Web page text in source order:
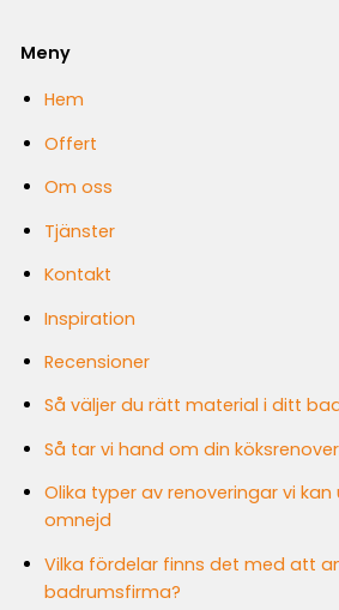
Meny
Hem
Offert
Om oss
Tjänster
Kontakt
Inspiration
Recensioner
Så väljer du rätt material i ditt
Så tar vi hand om din
Olika typer av renoveringar vi
omnejd
Vilka fördelar finns det med att
badrumsfirma?